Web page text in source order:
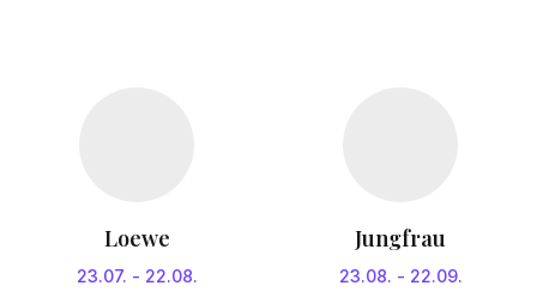
Loewe
23.07. - 22.08.
Jungfrau
23.08. - 22.09.